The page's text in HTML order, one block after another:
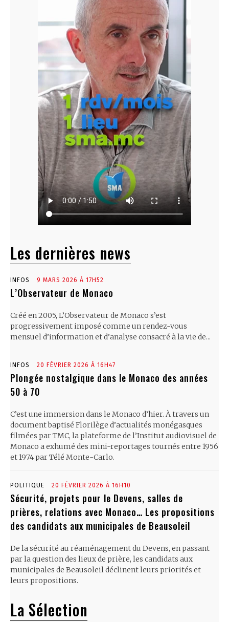
Les dernières news
INFOS 9 MARS 2026 À 17H52
L’Observateur de Monaco
Créé en 2005, L’Observateur de Monaco s’est
progressivement imposé comme un rendez-vous
mensuel d’information et d’analyse consacré à la vie de...
INFOS 20 FÉVRIER 2026 À 16H47
Plongée nostalgique dans le Monaco des années
50 à 70
C’est une immersion dans le Monaco d’hier. À travers un
document baptisé Florilège d’actualités monégasques
filmées par TMC, la plateforme de l’Institut audiovisuel de
Monaco a exhumé des mini-reportages tournés entre 1956
et 1974 par Télé Monte-Carlo.
POLITIQUE 20 FÉVRIER 2026 À 16H10
Sécurité, projets pour le Devens, salles de
prières, relations avec Monaco… Les propositions
des candidats aux municipales de Beausoleil
De la sécurité au réaménagement du Devens, en passant
par la question des lieux de prière, les candidats aux
municipales de Beausoleil déclinent leurs priorités et
leurs propositions.
La Sélection